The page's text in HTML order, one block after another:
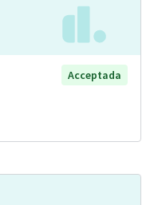
Acceptada